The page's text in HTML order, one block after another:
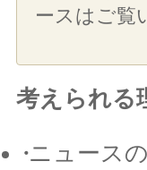
ースはご覧
考えられる
ニュース